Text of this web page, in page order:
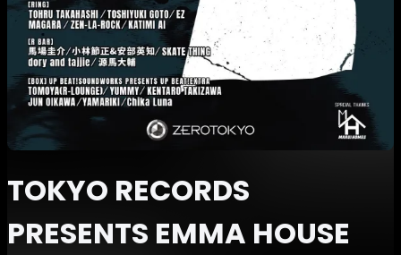
TOKYO RECORDS
PRESENTS EMMA HOUSE